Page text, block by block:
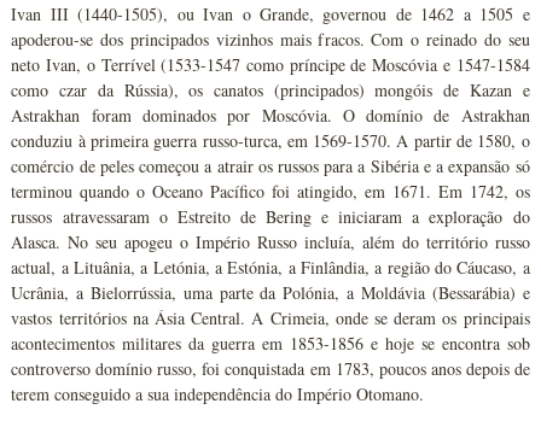
Ivan III (1440-1505), ou Ivan o Grande, governou de 1462 a 1505 e
apoderou-se dos principados vizinhos mais fracos. Com o reinado do seu
neto Ivan, o Terrível (1533-1547 como príncipe de Moscóvia e 1547-1584
como czar da Rússia), os canatos (principados) mongóis de Kazan e
Astrakhan foram dominados por Moscóvia. O domínio de Astrakhan
conduziu à primeira guerra russo-turca, em 1569-1570. A partir de 1580, o
comércio de peles começou a atrair os russos para a Sibéria e a expansão só
terminou quando o Oceano Pacífico foi atingido, em 1671. Em 1742, os
russos atravessaram o Estreito de Bering e iniciaram a exploração do
Alasca. No seu apogeu o Império Russo incluía, além do território russo
actual, a Lituânia, a Letónia, a Estónia, a Finlândia, a região do Cáucaso, a
Ucrânia, a Bielorrússia, uma parte da Polónia, a Moldávia (Bessarábia) e
vastos territórios na Ásia Central. A Crimeia, onde se deram os principais
acontecimentos militares da guerra em 1853-1856 e hoje se encontra sob
controverso domínio russo, foi conquistada em 1783, poucos anos depois de
terem conseguido a sua independência do Império Otomano.